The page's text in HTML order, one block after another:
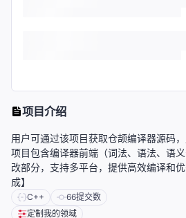
项目介绍
用户可通过该项目获取仓颉编译器源码
项目包含编译器前端（词法、语法、语
改部分，支持多平台，提供高效编译和
成】
C++ 66提交数
定制我的领域